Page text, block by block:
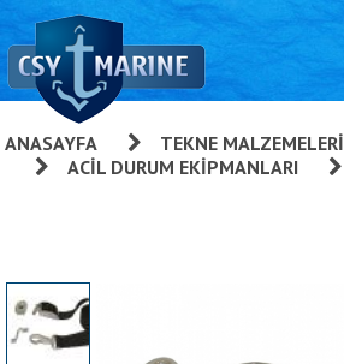
ANASAYFA TEKNE MALZEMELERI
ACIL DURUM EKIPMANLARI